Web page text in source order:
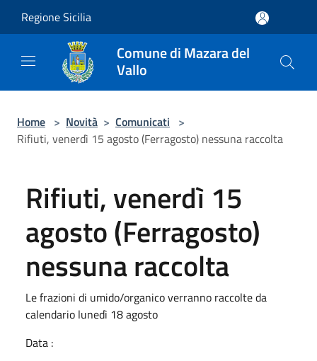
Regione Sicilia
Comune di Mazara del
Vallo
Home > Novità > Comunicati >
Rifiuti, venerdì 15 agosto (Ferragosto) nessuna raccolta
Rifiuti, venerdì 15
agosto (Ferragosto)
nessuna raccolta
Le frazioni di umido/organico verranno raccolte da
calendario lunedì 18 agosto
Data :